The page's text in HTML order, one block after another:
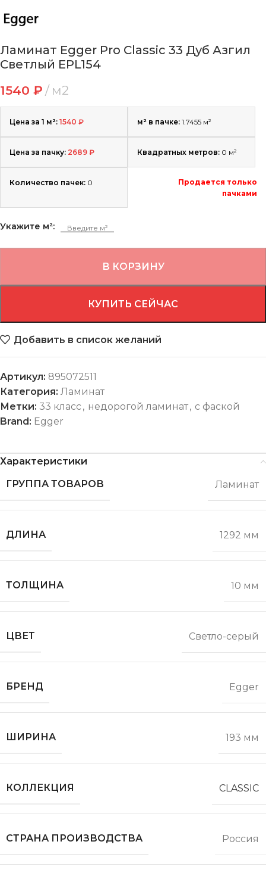
Ламинат Egger Pro Classic 33 Дуб Азгил
Светлый EPL154
1540 ₽ м2
Цена за 1 м²: 1540 ₽ м² в пачке: 1.7455 м²
Цена за пачку: 2689 ₽ Квадратных метров: 0 м²
Количество пачек: 0
Продается только
пачками
Укажите м²:
В КОРЗИНУ
КУПИТЬ СЕЙЧАС
Добавить в список желаний
Артикул: 895072511
Категория: Ламинат
Метки: 33 класс, недорогой ламинат, с фаской
Brand: Egger
Характеристики
ГРУППА ТОВАРОВ
Ламинат
ДЛИНА 1292 мм
ТОЛЩИНА 10 мм
ЦВЕТ Светло-серый
БРЕНД Egger
ШИРИНА 193 мм
КОЛЛЕКЦИЯ CLASSIC
СТРАНА ПРОИЗВОДСТВА Россия